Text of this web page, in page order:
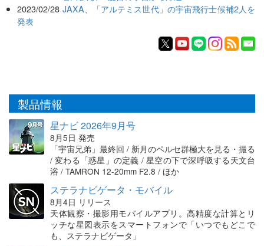
2023/02/28 JAXA、「アルテミス世代」の宇宙飛行士候補2人を
発表
製品情報
星ナビ 2026年9月号
8月5日 発売
「宇宙兄弟」最終回 / 新月のペルセ群極大を見る・撮る
/ 変わる「惑星」の定義 / 星空の下で深呼吸する天文台
浴 / TAMRON 12-20mm F2.8 / ほか
ステラナビゲータ・モバイル
8月4日 リリース
天体観察・撮影用モバイルアプリ。高精度な計算とリ
ッチな星図表示をスマートフォンで「いつでもどこで
も、ステラナビゲータ」